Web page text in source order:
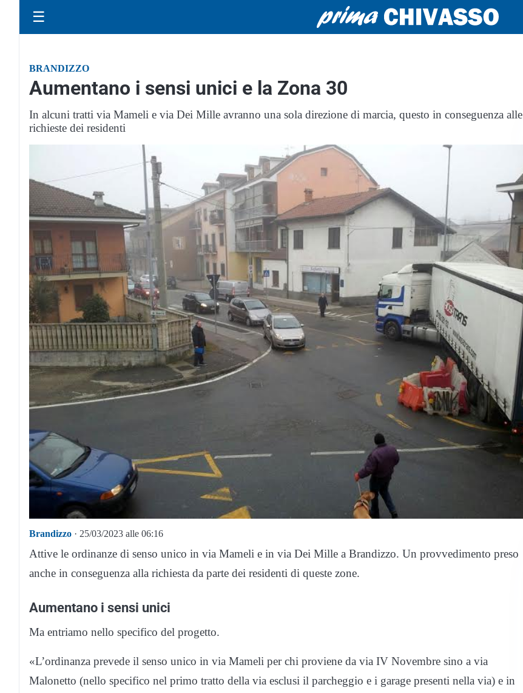
☰
BRANDIZZO
Aumentano i sensi unici e la Zona 30
In alcuni tratti via Mameli e via Dei Mille avranno una sola direzione di marcia, questo in conseguenza alle
richieste dei residenti
Brandizzo · 25/03/2023 alle 06:16
Attive le ordinanze di senso unico in via Mameli e in via Dei Mille a Brandizzo. Un provvedimento preso
anche in conseguenza alla richiesta da parte dei residenti di queste zone.
Aumentano i sensi unici
Ma entriamo nello specifico del progetto.
«L’ordinanza prevede il senso unico in via Mameli per chi proviene da via IV Novembre sino a via
Malonetto (nello specifico nel primo tratto della via esclusi il parcheggio e i garage presenti nella via) e in